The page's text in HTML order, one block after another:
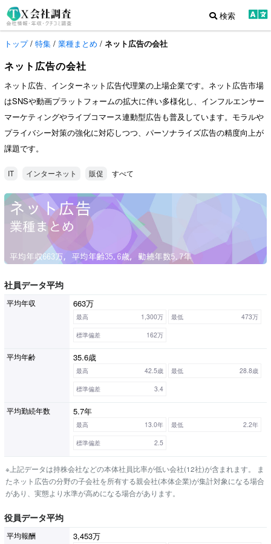
検索
トップ/ 特集 / 業種まとめ / ネット広告の会社
ネット広告の会社
ネット広告、インターネット広告代理業の上場企業です。ネット広告市場
はSNSや動画プラットフォームの拡大に伴い多様化し、インフルエンサー
マーケティングやライブコマース連動型広告も普及しています。モラルや
プライバシー対策の強化に対応しつつ、パーソナライズ広告の精度向上が
課題です。
IT インターネット 販促 すべて
社員データ平均
平均年収 663万
最高 1,300万 最低
473万
標準偏差
162万
平均年齢 35.6歳
最高 42.5歳 最低
28.8歳
標準偏差
3.4
平均勤続年数 5.7年
最高 13.0年 最低
2.2年
標準偏差
2.5
※上記データは持株会社などの本体社員比率が低い会社(12社)が含まれます。 ま
たネット広告の分野の子会社を所有する親会社(本体企業)が集計対象になる場合
があり、実態より水準が高めになる場合があります。
役員データ平均
平均報酬 3,453万